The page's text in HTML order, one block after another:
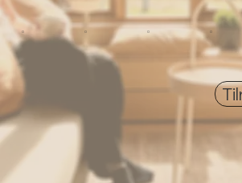
0
0
0
0